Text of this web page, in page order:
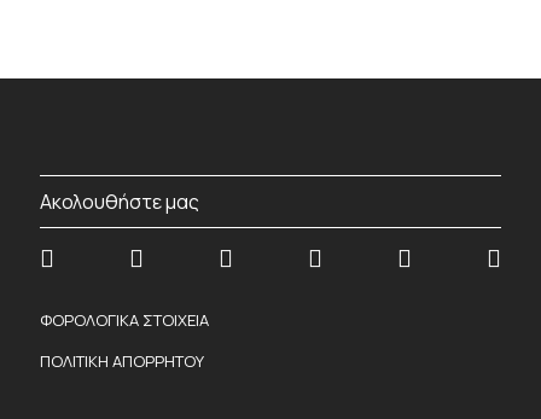
Ακολουθήστε μας
ΦΟΡΟΛΟΓΙΚΑ ΣΤΟΙΧΕΙΑ
ΠΟΛΙΤΙΚΗ ΑΠΟΡΡΗΤΟΥ